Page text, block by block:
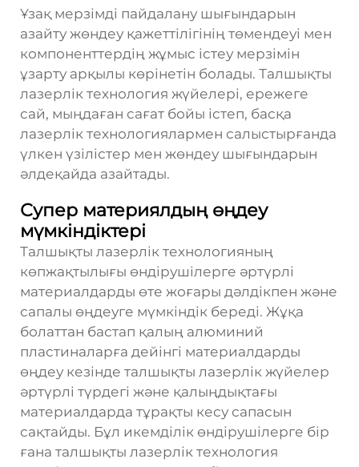
Ұзақ мерзімді пайдалану шығындарын
азайту жөндеу қажеттілігінің төмендеуі мен
компоненттердің жұмыс істеу мерзімін
ұзарту арқылы көрінетін болады. Талшықты
лазерлік технология жүйелері, ережеге
сай, мыңдаған сағат бойы істеп, басқа
лазерлік технологиялармен салыстырғанда
үлкен үзілістер мен жөндеу шығындарын
әлдеқайда азайтады.
Супер материялдың өңдеу
мүмкіндіктері
Талшықты лазерлік технологияның
көпжақтылығы өндірушілерге әртүрлі
материалдарды өте жоғары дәлдікпен және
сапалы өңдеуге мүмкіндік береді. Жұқа
болаттан бастап қалың алюминий
пластиналарға дейінгі материалдарды
өңдеу кезінде талшықты лазерлік жүйелер
әртүрлі түрдегі және қалыңдықтағы
материалдарда тұрақты кесу сапасын
сақтайды. Бұл икемділік өндірушілерге бір
ғана талшықты лазерлік технология